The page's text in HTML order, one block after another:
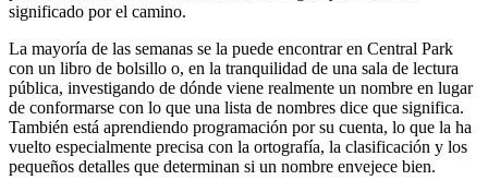
significado por el camino.
La mayoría de las semanas se la puede encontrar en Central Park
con un libro de bolsillo o, en la tranquilidad de una sala de lectura
pública, investigando de dónde viene realmente un nombre en lugar
de conformarse con lo que una lista de nombres dice que significa.
También está aprendiendo programación por su cuenta, lo que la ha
vuelto especialmente precisa con la ortografía, la clasificación y los
pequeños detalles que determinan si un nombre envejece bien.